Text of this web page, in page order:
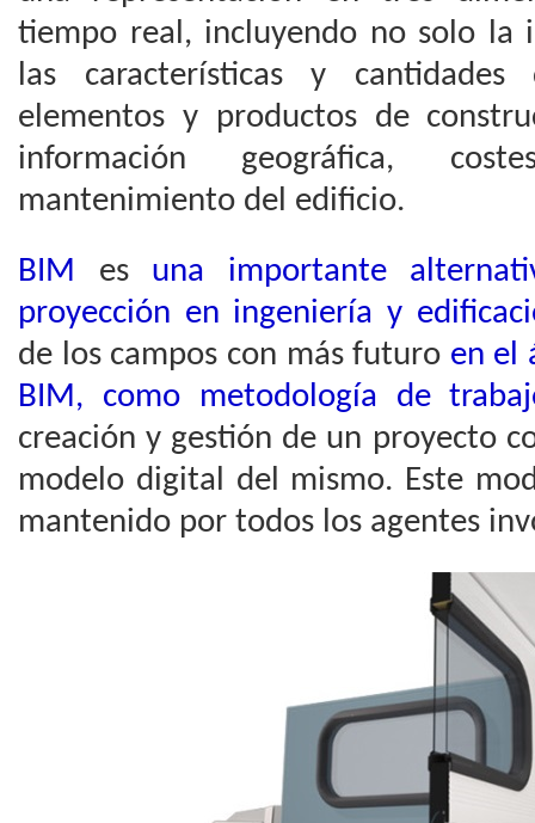
tiempo real, incluyendo no solo la
las características y cantidades
elementos y productos de
información geográfica,
mantenimiento del edificio.
BIM es una importante
proyección en ingeniería y
de los campos con más futuro en el
BIM, como metodología de
creación y gestión de un proyecto
modelo digital del mismo. Este
mantenido por todos los agentes